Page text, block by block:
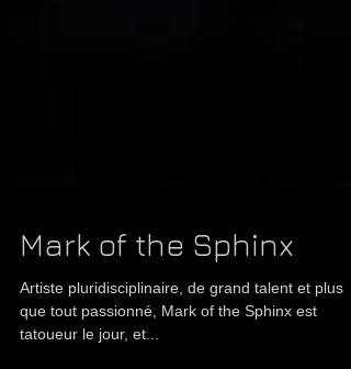
Mark of the Sphinx